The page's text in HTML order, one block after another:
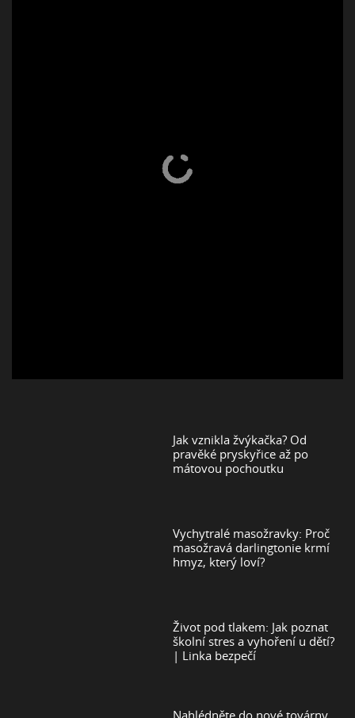
Jak vznikla žvýkačka? Od
pravěké pryskyřice až po
mátovou pochoutku
Vychytralé masožravky: Proč
masožravá darlingtonie krmí
hmyz, který loví?
Život pod tlakem: Jak poznat
školní stres a vyhoření u dětí?
| Linka bezpečí